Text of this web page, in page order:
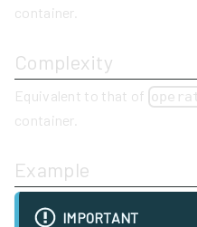
container.
Complexity
Equivalent to that of
container.
Example
IMPORTANT